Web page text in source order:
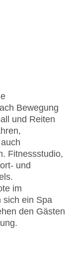
Bewegung
und Reiten
Fitnessstudio,
und
im
sich ein Spa
den Gästen